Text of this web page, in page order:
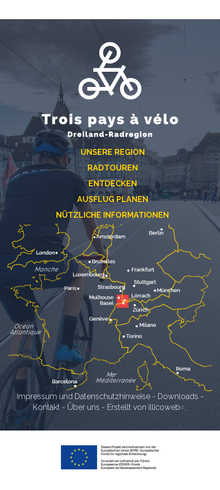
UNSERE REGION
RADTOUREN
ENTDECKEN
AUSFLUG PLANEN
NÜTZLICHE INFORMATIONEN
Impressum und Datenschutzhinweise- Downloads -
Kontakt - Über uns - Erstellt von illicoweb